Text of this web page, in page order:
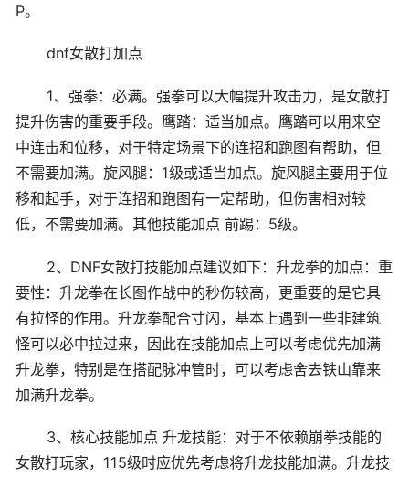
P。
dnf女散打加点
1、强拳：必满。强拳可以大幅提升攻击力，是女散打
提升伤害的重要手段。鹰踏：适当加点。鹰踏可以用来空
中连击和位移，对于特定场景下的连招和跑图有帮助，但
不需要加满。旋风腿：1级或适当加点。旋风腿主要用于位
移和起手，对于连招和跑图有一定帮助，但伤害相对较
低，不需要加满。其他技能加点 前踢：5级。
2、DNF女散打技能加点建议如下：升龙拳的加点：重
要性：升龙拳在长图作战中的秒伤较高，更重要的是它具
有拉怪的作用。升龙拳配合寸闪，基本上遇到一些非建筑
怪可以必中拉过来，因此在技能加点上可以考虑优先加满
升龙拳，特别是在搭配脉冲管时，可以考虑舍去铁山靠来
加满升龙拳。
3、核心技能加点 升龙技能：对于不依赖崩拳技能的
女散打玩家，115级时应优先考虑将升龙技能加满。升龙技